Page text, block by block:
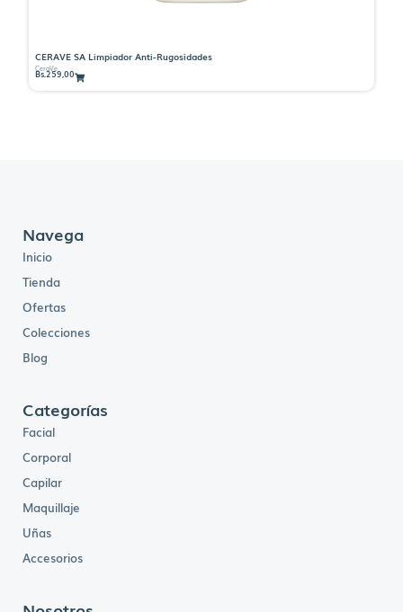
CERAVE SA Limpiador Anti-Rugosidades
CeraVe
Bs.259,00
Navega
Inicio
Tienda
Ofertas
Colecciones
Blog
Categorías
Facial
Corporal
Capilar
Maquillaje
Uñas
Accesorios